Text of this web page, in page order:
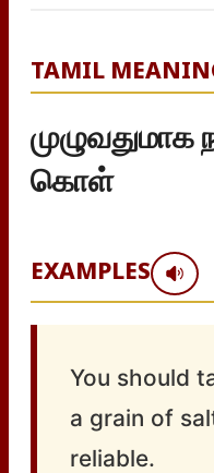
TAMIL
கொள்
EXAMPLES
You should
a grain of
reliable.